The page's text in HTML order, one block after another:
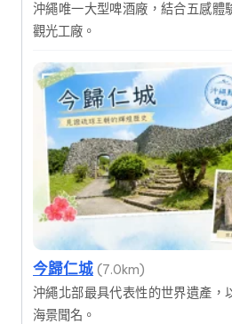
沖繩唯一大型啤酒廠，結合五感體
觀光工廠。
今歸仁城 (7.0km)
沖繩北部最具代表性的世界遺產，
海景聞名。